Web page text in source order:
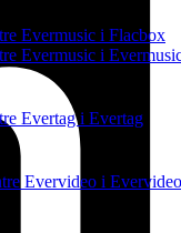
Evermusic i Flacbox
Evermusic i
Evertag i Evertag
Evervideo i Evervideo